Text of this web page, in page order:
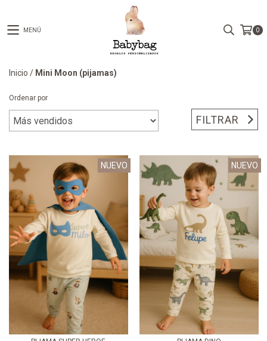
MENÚ 0
Inicio / Mini Moon (pijamas)
Ordenar por
FILTRAR
NUEVO NUEVO